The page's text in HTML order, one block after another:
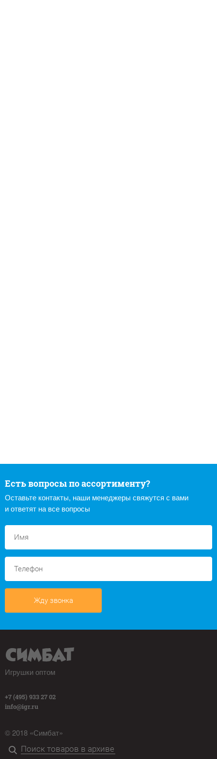
Есть вопросы по ассортименту?
Оставьте контакты, наши менеджеры свяжутся с вами
и ответят на все вопросы
Жду звонка
Игрушки оптом
+7 (495) 933 27 02
info@igr.ru
© 2018 «Симбат»